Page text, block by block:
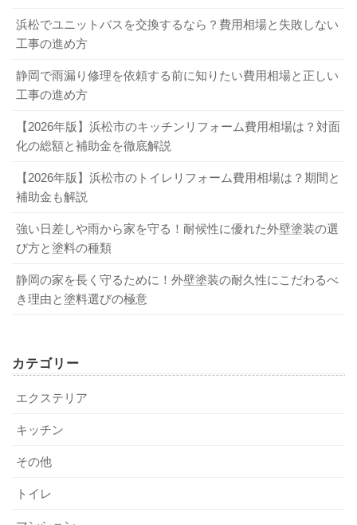
浜松でユニットバスを交換するなら？費用相場と失敗しない
工事の進め方
静岡で雨漏り修理を依頼する前に知りたい費用相場と正しい
工事の進め方
【2026年版】浜松市のキッチンリフォーム費用相場は？対面
化の総額と補助金を徹底解説
【2026年版】浜松市のトイレリフォーム費用相場は？期間と
補助金も解説
強い日差しや雨から家を守る！耐候性に優れた外壁塗装の選
び方と塗料の種類
静岡の家を長く守るために！外壁塗装の耐久性にこだわるべ
き理由と塗料選びの極意
カテゴリー
エクステリア
キッチン
その他
トイレ